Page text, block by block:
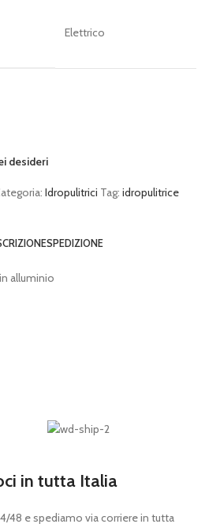
Elettrico
desideri
Idropulitrici Tag: idropulitrice
SPEDIZIONE
alluminio
in tutta Italia
48 e spediamo via corriere in tutta